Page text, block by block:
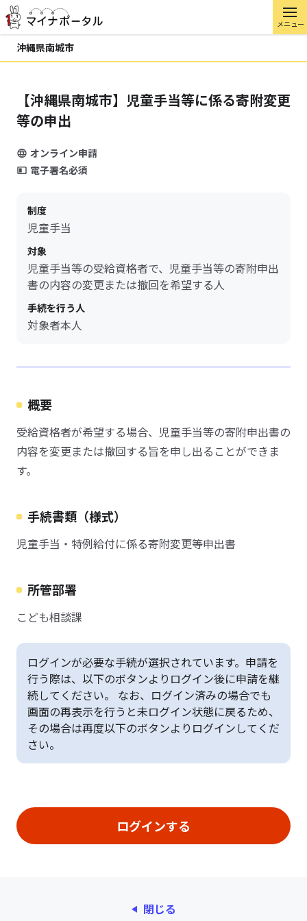
メニュー
沖縄県南城市
【沖縄県南城市】児童手当等に係る寄附変更
等の申出
オンライン申請
電子署名必須
制度
児童手当
対象
児童手当等の受給資格者で、児童手当等の寄附申出
書の内容の変更または撤回を希望する人
手続を行う人
対象者本人
概要
受給資格者が希望する場合、児童手当等の寄附申出書の
内容を変更または撤回する旨を申し出ることができま
す。
手続書類（様式）
児童手当・特例給付に係る寄附変更等申出書
所管部署
こども相談課
ログインが必要な手続が選択されています。申請を
行う際は、以下のボタンよりログイン後に申請を継
続してください。 なお、ログイン済みの場合でも
画面の再表示を行うと未ログイン状態に戻るため、
その場合は再度以下のボタンよりログインしてくだ
さい。
閉じる